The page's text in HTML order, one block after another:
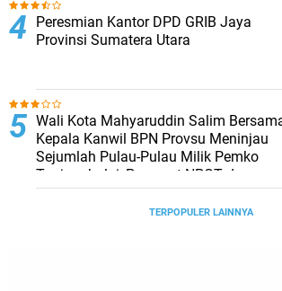
Peresmian Kantor DPD GRIB Jaya
Provinsi Sumatera Utara
Wali Kota Mahyaruddin Salim
Kepala Kanwil BPN Provsu Meninjau
Sejumlah Pulau-Pulau Milik Pemko
Tanjungbalai, Percepat NPGT dan
Sertifikasi Aset
TERPOPULER LAINNYA